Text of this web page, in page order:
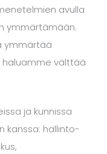
avulla
ymmärtämään.
ymmärtää
välttää
ja kunnissa
kanssa: hallinto-